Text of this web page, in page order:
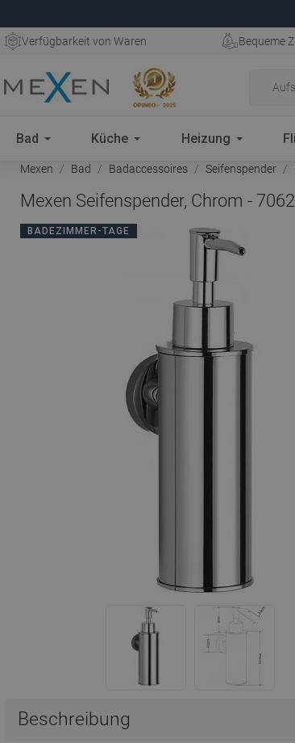
Verfügbarkeit von Waren Bequeme
Bad Küche Heizung
Mexen Bad Badaccessoires Seifenspender
Mexen Seifenspender, Chrom -
BADEZIMMER-TAGE
Beschreibung